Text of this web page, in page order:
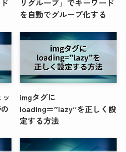
を自動でグループ化する
imgタグに
loading=”lazy”を正しく設
定する方法